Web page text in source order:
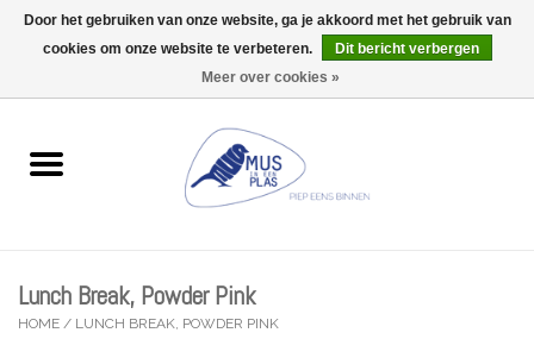
0 Artikelen - €0,00
Wenskaarten
Lifestyle
Lunch Break, Powder Pink
HOME / LUNCH BREAK, POWDER PINK
Door het gebruiken van onze website, ga je akkoord met het gebruik van
cookies om onze website te verbeteren.
Dit bericht verbergen
Meer over cookies »
Wij zijn uitzonderlijk gesloten op Do 06/08 en Do 13/08